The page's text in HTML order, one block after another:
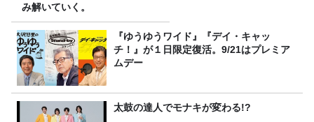
み解いていく。
『ゆうゆうワイド』『デイ・キャッ
チ！』が１日限定復活。9/21はプレミア
ムデー
太鼓の達人でモナキが変わる!?